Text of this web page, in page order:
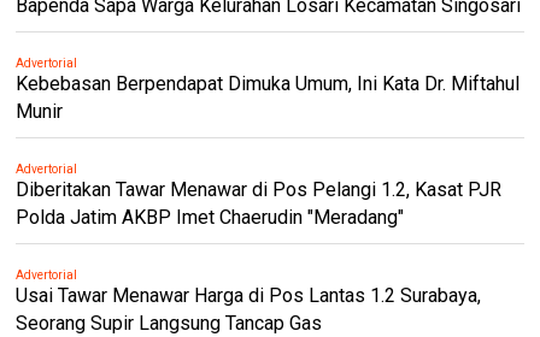
Bapenda Sapa Warga Kelurahan Losari Kecamatan Singosari
Advertorial
Kebebasan Berpendapat Dimuka Umum, Ini Kata Dr. Miftahul
Munir
Advertorial
Diberitakan Tawar Menawar di Pos Pelangi 1.2, Kasat PJR
Polda Jatim AKBP Imet Chaerudin "Meradang"
Advertorial
Usai Tawar Menawar Harga di Pos Lantas 1.2 Surabaya,
Seorang Supir Langsung Tancap Gas